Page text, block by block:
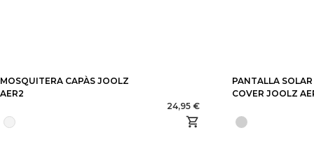
MOSQUITERA CAPÀS JOOLZ
AER2
24,95 €
PANTALLA
COVER JOOLZ